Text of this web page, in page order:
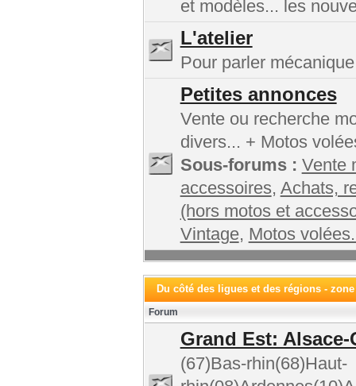
et modèles... les
L'atelier
Pour parler
Petites annonces
Vente ou recherche
divers... + Motos
Sous-forums : Vente
accessoires, Achats,
(hors motos et
Vintage, Motos
Du côté des ligues et des régions -
Forum
Grand Est:
(67)Bas-rhin(68)Haut-